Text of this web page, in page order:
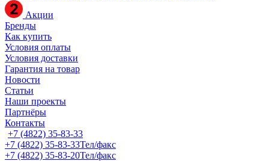
Акции
Бренды
Как купить
Условия оплаты
Условия доставки
Гарантия на товар
Новости
Статьи
Наши проекты
Партнёры
Контакты
+7 (4822) 35-83-33
+7 (4822) 35-83-33Тел/факс
+7 (4822) 35-83-20Тел/факс